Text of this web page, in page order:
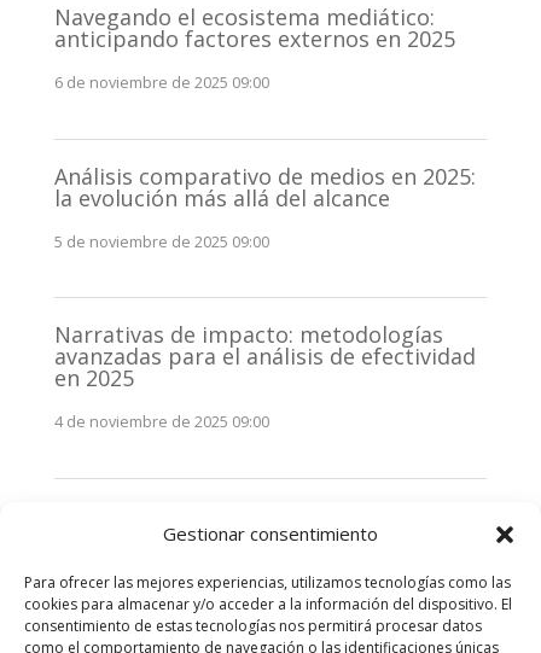
Gestionar consentimiento
Para ofrecer las mejores experiencias, utilizamos tecnologías como las
cookies para almacenar y/o acceder a la información del dispositivo. El
consentimiento de estas tecnologías nos permitirá procesar datos
como el comportamiento de navegación o las identificaciones únicas
Navegando el ecosistema mediático:
anticipando factores externos en 2025
6 de noviembre de 2025 09:00
Análisis comparativo de medios en 2025:
la evolución más allá del alcance
5 de noviembre de 2025 09:00
Narrativas de impacto: metodologías
avanzadas para el análisis de efectividad
en 2025
4 de noviembre de 2025 09:00
stakeholders en 2025: La clave de la
3 de noviembre de 2025 09:00